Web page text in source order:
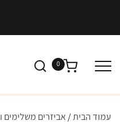
0
עמוד הבית/ אביזרים משלימים